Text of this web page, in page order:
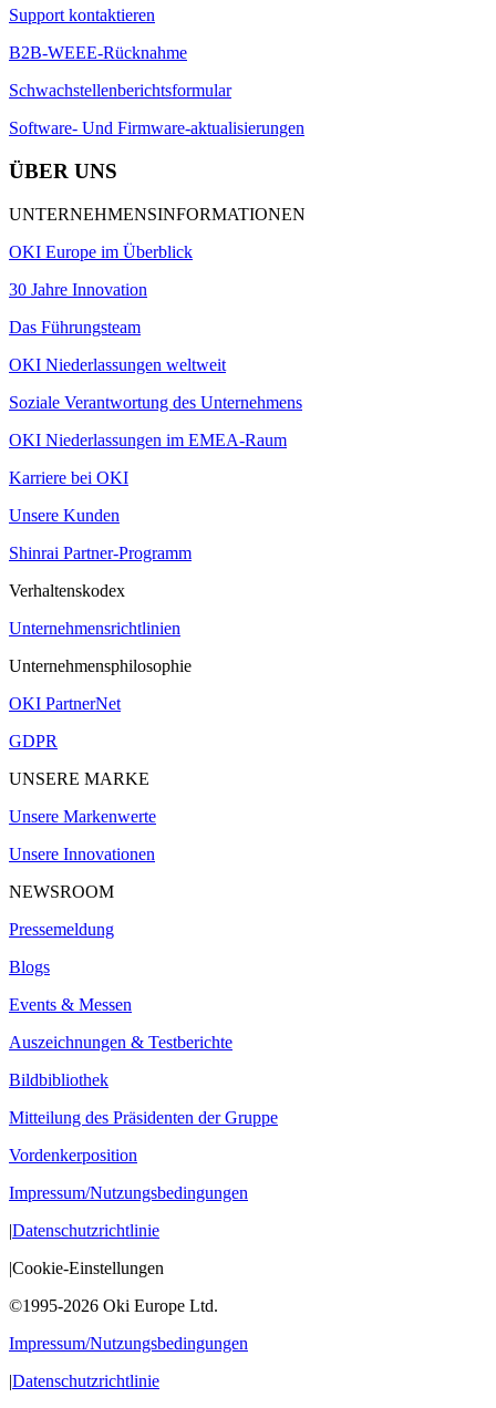
Support kontaktieren
B2B-WEEE-Rücknahme
Schwachstellenberichtsformular
Software- Und Firmware-aktualisierungen
ÜBER UNS
UNTERNEHMENSINFORMATIONEN
OKI Europe im Überblick
30 Jahre Innovation
Das Führungsteam
OKI Niederlassungen weltweit
Soziale Verantwortung des Unternehmens
OKI Niederlassungen im EMEA-Raum
Karriere bei OKI
Unsere Kunden
Shinrai Partner-Programm
Verhaltenskodex
Unternehmensrichtlinien
Unternehmensphilosophie
OKI PartnerNet
GDPR
UNSERE MARKE
Unsere Markenwerte
Unsere Innovationen
NEWSROOM
Pressemeldung
Blogs
Events & Messen
Auszeichnungen & Testberichte
Bildbibliothek
Mitteilung des Präsidenten der Gruppe
Vordenkerposition
Impressum/Nutzungsbedingungen
|Datenschutzrichtlinie
|Cookie-Einstellungen
©1995-2026 Oki Europe Ltd.
Impressum/Nutzungsbedingungen
|Datenschutzrichtlinie